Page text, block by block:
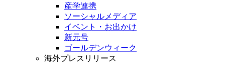
産学連携
ソーシャルメディア
イベント・お出かけ
新元号
ゴールデンウィーク
海外プレスリリース